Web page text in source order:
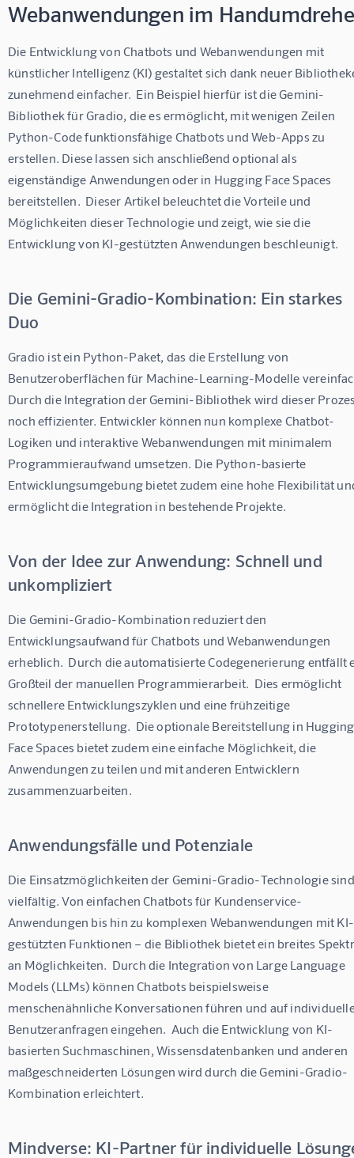
Webanwendungen im
Die Entwicklung von Chatbots und Webanwendungen mit
künstlicher Intelligenz (KI) gestaltet sich dank neuer
zunehmend einfacher.  Ein Beispiel hierfür ist die Gemini-
Bibliothek für Gradio, die es ermöglicht, mit wenigen Zeilen
Python-Code funktionsfähige Chatbots und Web-Apps zu
erstellen. Diese lassen sich anschließend optional als
eigenständige Anwendungen oder in Hugging Face Spaces
bereitstellen.  Dieser Artikel beleuchtet die Vorteile und
Möglichkeiten dieser Technologie und zeigt, wie sie die
Entwicklung von KI-gestützten Anwendungen beschleunigt.
Die Gemini-Gradio-Kombination: Ein starkes
Duo
Gradio ist ein Python-Paket, das die Erstellung von
Benutzeroberflächen für Machine-Learning-Modelle
Durch die Integration der Gemini-Bibliothek wird dieser
noch effizienter. Entwickler können nun komplexe Chatbot-
Logiken und interaktive Webanwendungen mit minimalem
Programmieraufwand umsetzen. Die Python-basierte
Entwicklungsumgebung bietet zudem eine hohe Flexibilität
ermöglicht die Integration in bestehende Projekte.
Von der Idee zur Anwendung: Schnell und
unkompliziert
Die Gemini-Gradio-Kombination reduziert den
Entwicklungsaufwand für Chatbots und Webanwendungen
erheblich.  Durch die automatisierte Codegenerierung entfällt
Großteil der manuellen Programmierarbeit.  Dies ermöglicht
schnellere Entwicklungszyklen und eine frühzeitige
Prototypenerstellung.  Die optionale Bereitstellung in
Face Spaces bietet zudem eine einfache Möglichkeit, die
Anwendungen zu teilen und mit anderen Entwicklern
zusammenzuarbeiten.
Anwendungsfälle und Potenziale
Die Einsatzmöglichkeiten der Gemini-Gradio-Technologie
vielfältig. Von einfachen Chatbots für Kundenservice-
Anwendungen bis hin zu komplexen Webanwendungen mit KI-
gestützten Funktionen – die Bibliothek bietet ein breites
an Möglichkeiten.  Durch die Integration von Large Language
Models (LLMs) können Chatbots beispielsweise
menschenähnliche Konversationen führen und auf
Benutzeranfragen eingehen.  Auch die Entwicklung von KI-
basierten Suchmaschinen, Wissensdatenbanken und anderen
maßgeschneiderten Lösungen wird durch die Gemini-Gradio-
Kombination erleichtert.
Mindverse: KI-Partner für individuelle